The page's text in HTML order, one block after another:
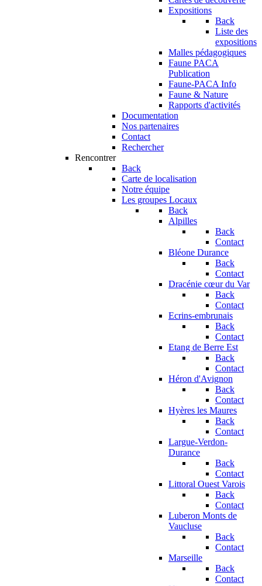
Expositions
Back
Liste des
expositions
Malles pédagogiques
Faune PACA
Publication
Faune-PACA Info
Faune & Nature
Rapports d'activités
Documentation
Nos partenaires
Contact
Rechercher
Rencontrer
Back
Carte de localisation
Notre équipe
Les groupes Locaux
Back
Alpilles
Back
Contact
Bléone Durance
Back
Contact
Dracénie cœur du Var
Back
Contact
Ecrins-embrunais
Back
Contact
Etang de Berre Est
Back
Contact
Héron d'Avignon
Back
Contact
Hyères les Maures
Back
Contact
Largue-Verdon-
Durance
Back
Contact
Littoral Ouest Varois
Back
Contact
Luberon Monts de
Vaucluse
Back
Contact
Marseille
Back
Contact